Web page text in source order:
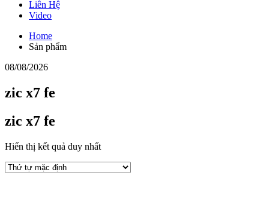
Liên Hệ
Video
Home
Sản phẩm
08/08/2026
zic x7 fe
zic x7 fe
Hiển thị kết quả duy nhất